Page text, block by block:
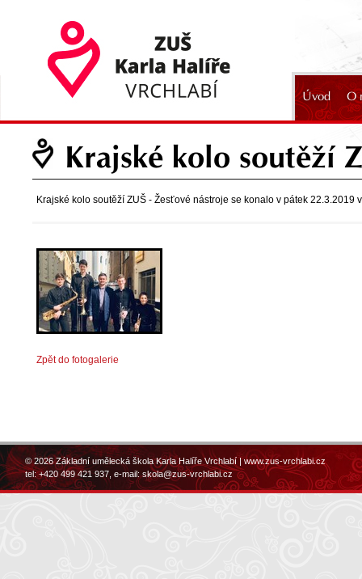
Úvod O
2024
Krajské kolo soutěží
Krajské kolo soutěží ZUŠ - Žesťové nástroje se konalo v pátek 22.3.2019
Zpět do fotogalerie
© 2026 Základní umělecká škola Karla Halíře Vrchlabí |www.zus-vrchlabi.cz
tel: +420 499 421 937, e-mail:skola@zus-vrchlabi.cz